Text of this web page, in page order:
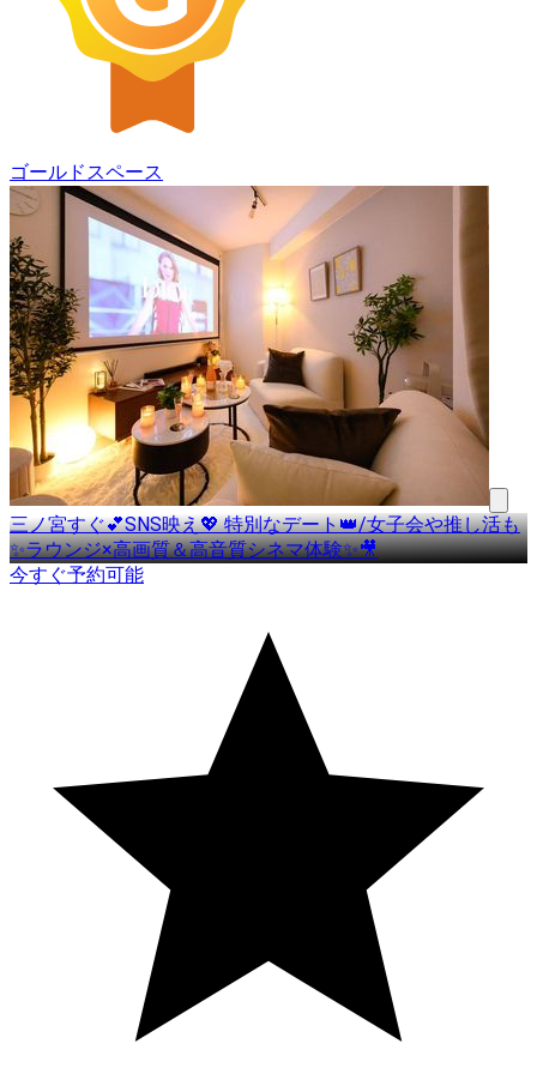
ゴールドスペース
三ノ宮すぐ💕SNS映え💖 特別なデート👑/女子会や推し活も
✨ラウンジ×高画質＆高音質シネマ体験✨🎥
今すぐ予約可能